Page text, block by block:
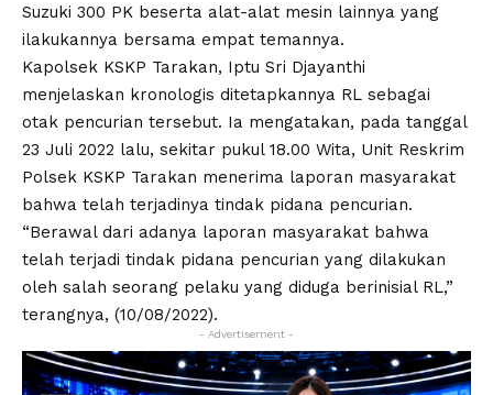
Suzuki 300 PK beserta alat-alat mesin lainnya yang
ilakukannya bersama empat temannya.
Kapolsek KSKP Tarakan, Iptu Sri Djayanthi
menjelaskan kronologis ditetapkannya RL sebagai
otak pencurian tersebut. Ia mengatakan, pada tanggal
23 Juli 2022 lalu, sekitar pukul 18.00 Wita, Unit Reskrim
Polsek KSKP Tarakan menerima laporan masyarakat
bahwa telah terjadinya tindak pidana pencurian.
“Berawal dari adanya laporan masyarakat bahwa
telah terjadi tindak pidana pencurian yang dilakukan
oleh salah seorang pelaku yang diduga berinisial RL,”
terangnya, (10/08/2022).
- Advertisement -